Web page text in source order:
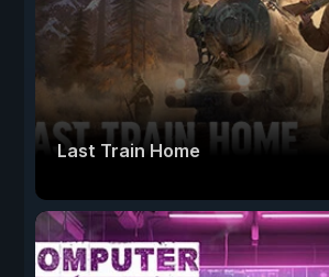
Last Train Home